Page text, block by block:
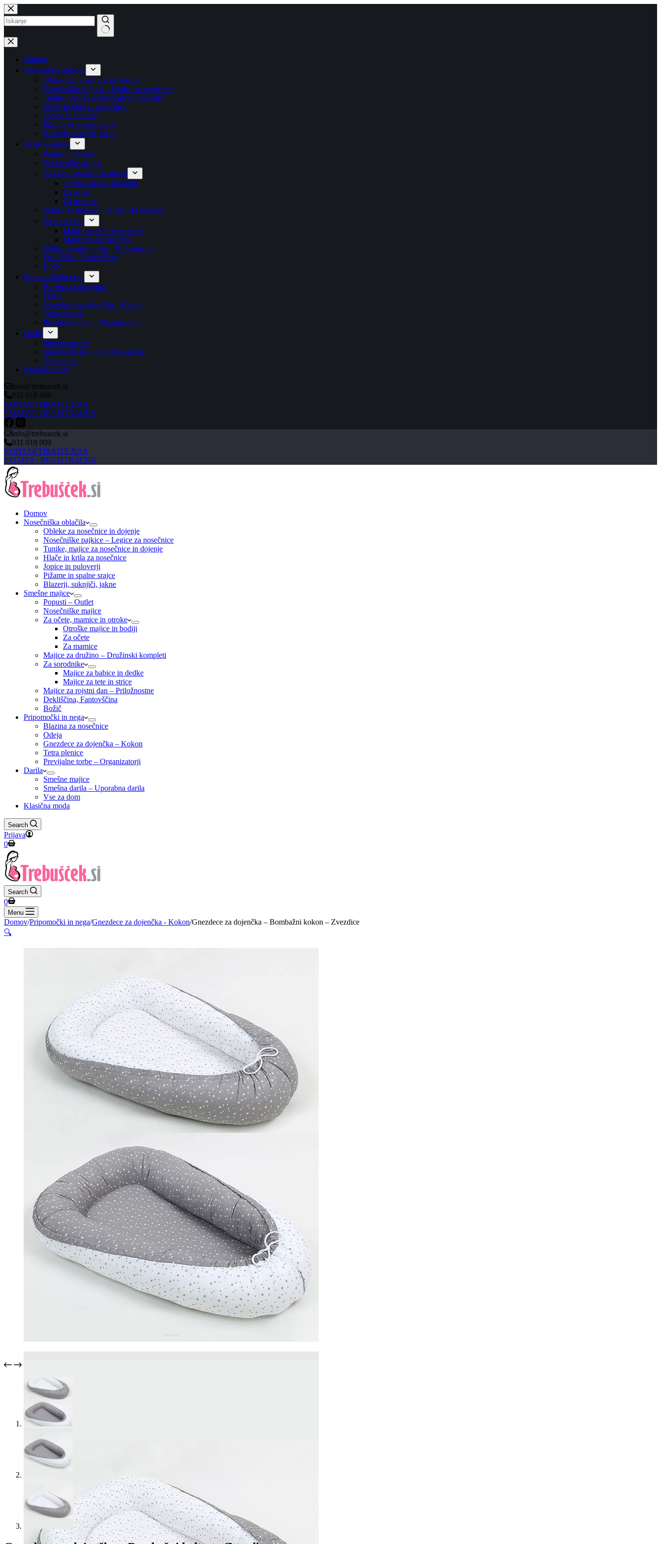
Skip
to
content
No
results
Domov
Nosečniška oblačila
Obleke za nosečnice in dojenje
Nosečniške pajkice – Legice za nosečnice
Tunike, majice za nosečnice in dojenje
Hlače in krila za nosečnice
Jopice in puloverji
Pižame in spalne srajce
Blazerji, suknjiči, jakne
Smešne majice
Popusti – Outlet
Nosečniške majice
Za očete, mamice in otroke
Otroške majice in bodiji
Za očete
Za mamice
Majice za družino – Družinski kompleti
Za sorodnike
Majice za babice in dedke
Majice za tete in strice
Majice za rojstni dan – Priložnostne
Dekliščina, Fantovščina
Božič
Pripomočki in nega
Blazina za nosečnice
Odeja
Gnezdece za dojenčka – Kokon
Tetra plenice
Previjalne torbe – Organizatorji
Darila
Smešne majice
Smešna darila – Uporabna darila
Vse za dom
Klasična moda
info@trebuscek.si
031 018 009
KONTAKTIRAJTE NAS
PRIJAVA / REGISTRACIJA
info@trebuscek.si
031 018 009
KONTAKTIRAJTE NAS
PRIJAVA / REGISTRACIJA
Domov
Nosečniška oblačila
Obleke za nosečnice in dojenje
Nosečniške pajkice – Legice za nosečnice
Tunike, majice za nosečnice in dojenje
Hlače in krila za nosečnice
Jopice in puloverji
Pižame in spalne srajce
Blazerji, suknjiči, jakne
Smešne majice
Popusti – Outlet
Nosečniške majice
Za očete, mamice in otroke
Otroške majice in bodiji
Za očete
Za mamice
Majice za družino – Družinski kompleti
Za sorodnike
Majice za babice in dedke
Majice za tete in strice
Majice za rojstni dan – Priložnostne
Dekliščina, Fantovščina
Božič
Pripomočki in nega
Blazina za nosečnice
Odeja
Gnezdece za dojenčka – Kokon
Tetra plenice
Previjalne torbe – Organizatorji
Darila
Smešne majice
Smešna darila – Uporabna darila
Vse za dom
Klasična moda
Search
Prijava
Shopping
cart
0
Search
Shopping
cart
0
Menu
Domov/Pripomočki in nega/Gnezdece za dojenčka - Kokon/Gnezdece za dojenčka – Bombažni kokon – Zvezdice
🔍